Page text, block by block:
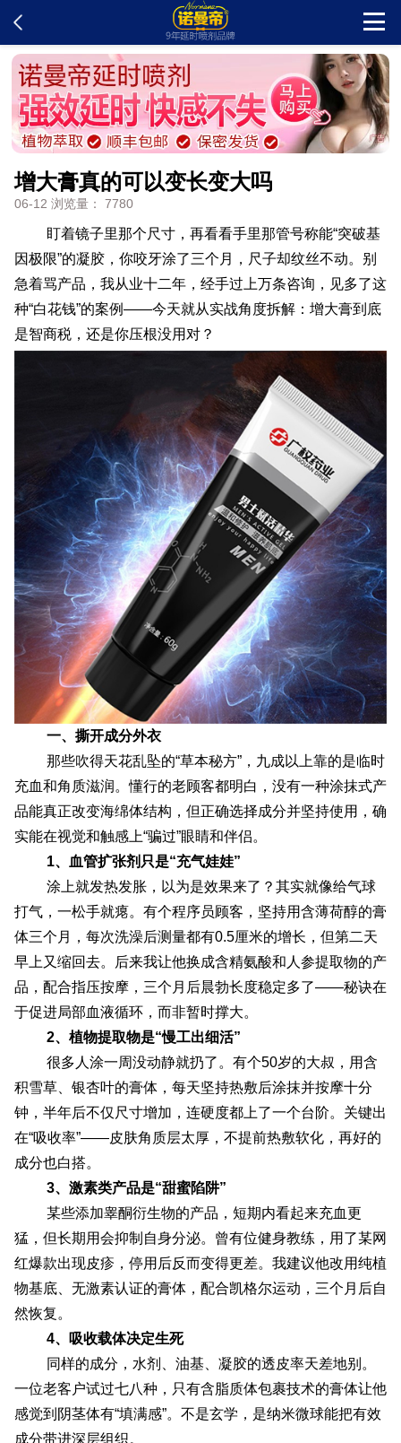
首页
新闻中心
发货查询
产品说明
在线订购
配送方式
联系我们
增大膏真的可以变长变大吗
06-12 浏览量： 7780
盯着镜子里那个尺寸，再看看手里那管号称能“突破基
因极限”的凝胶，你咬牙涂了三个月，尺子却纹丝不动。别
急着骂产品，我从业十二年，经手过上万条咨询，见多了这
种“白花钱”的案例——今天就从实战角度拆解：增大膏到底
是智商税，还是你压根没用对？
一、撕开成分外衣
那些吹得天花乱坠的“草本秘方”，九成以上靠的是临时
充血和角质滋润。懂行的老顾客都明白，没有一种涂抹式产
品能真正改变海绵体结构，但正确选择成分并坚持使用，确
实能在视觉和触感上“骗过”眼睛和伴侣。
1、血管扩张剂只是“充气娃娃”
涂上就发热发胀，以为是效果来了？其实就像给气球
打气，一松手就瘪。有个程序员顾客，坚持用含薄荷醇的膏
体三个月，每次洗澡后测量都有0.5厘米的增长，但第二天
早上又缩回去。后来我让他换成含精氨酸和人参提取物的产
品，配合指压按摩，三个月后晨勃长度稳定多了——秘诀在
于促进局部血液循环，而非暂时撑大。
2、植物提取物是“慢工出细活”
很多人涂一周没动静就扔了。有个50岁的大叔，用含
积雪草、银杏叶的膏体，每天坚持热敷后涂抹并按摩十分
钟，半年后不仅尺寸增加，连硬度都上了一个台阶。关键出
在“吸收率”——皮肤角质层太厚，不提前热敷软化，再好的
成分也白搭。
3、激素类产品是“甜蜜陷阱”
某些添加睾酮衍生物的产品，短期内看起来充血更
猛，但长期用会抑制自身分泌。曾有位健身教练，用了某网
红爆款出现皮疹，停用后反而变得更差。我建议他改用纯植
物基底、无激素认证的膏体，配合凯格尔运动，三个月后自
然恢复。
4、吸收载体决定生死
同样的成分，水剂、油基、凝胶的透皮率天差地别。
一位老客户试过七八种，只有含脂质体包裹技术的膏体让他
感觉到阴茎体有“填满感”。不是玄学，是纳米微球能把有效
成分带进深层组织。